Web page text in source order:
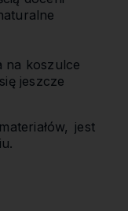
na koszulce
jeszcze
jest